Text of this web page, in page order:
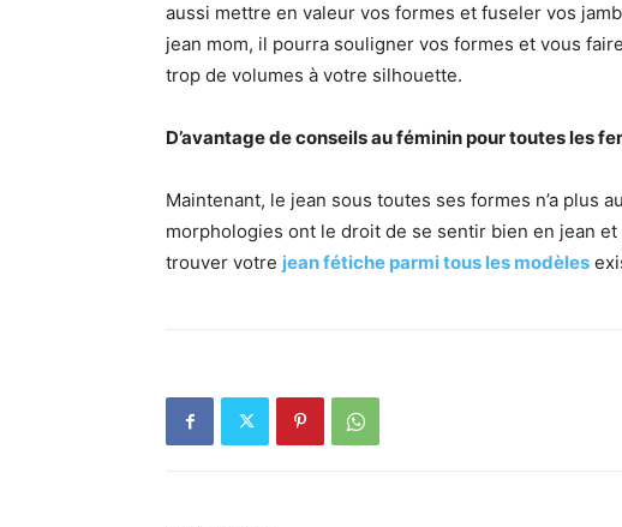
aussi mettre en valeur vos formes et fuseler vos
jean mom, il pourra souligner vos formes et vous
trop de volumes à votre silhouette.
D’avantage de conseils au féminin pour toutes les
Maintenant, le jean sous toutes ses formes n’a plus
morphologies ont le droit de se sentir bien en jean
trouver votre jean fétiche parmi tous les modèles